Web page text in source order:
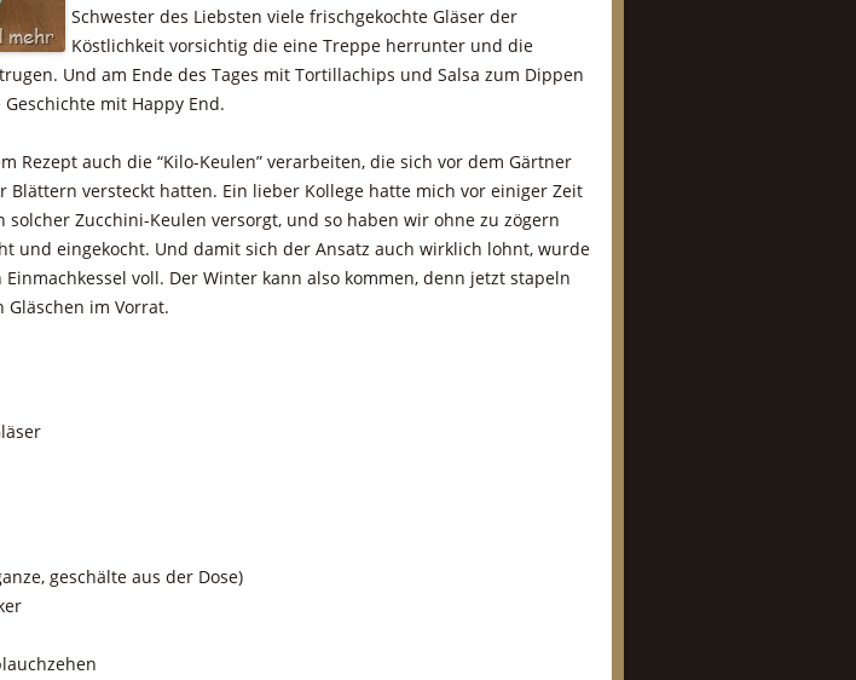
Schwester des Liebsten viele frischgekochte Gläser der
Köstlichkeit vorsichtig die eine Treppe herrunter und die
Und am Ende des Tages mit Tortillachips und Salsa zum Dippen
mit Happy End.
Rezept auch die “Kilo-Keulen” verarbeiten, die sich vor dem Gärtner
Blättern versteckt hatten. Ein lieber Kollege hatte mich vor einiger Zeit
solcher Zucchini-Keulen versorgt, und so haben wir ohne zu zögern
und eingekocht. Und damit sich der Ansatz auch wirklich lohnt, wurde
voll. Der Winter kann also kommen, denn jetzt stapeln
im Vorrat.
geschälte aus der Dose)